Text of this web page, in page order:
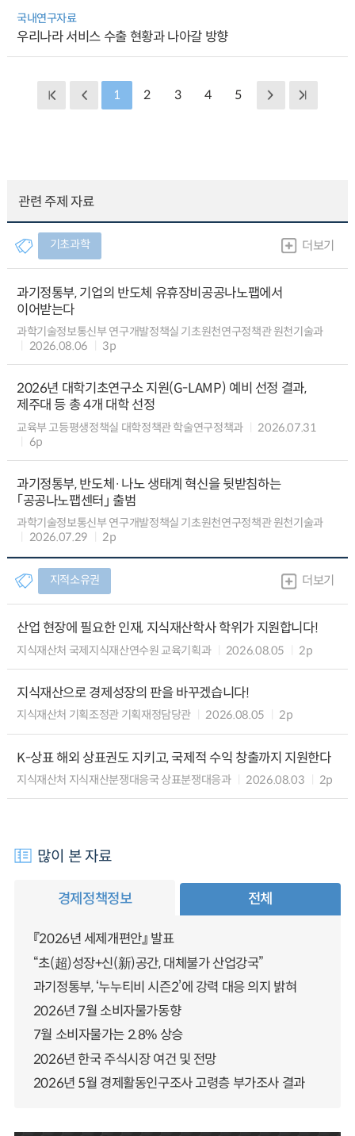
국내연구자료
우리나라 서비스 수출 현황과 나아갈 방향
1 2 3 4 5
관련 주제 자료
기초과학 더보기
과기정통부, 기업의 반도체 유휴장비공공나노팹에서
이어받는다
과학기술정보통신부 연구개발정책실 기초원천연구정책관 원천기술과
2026.08.06
3p
2026년 대학기초연구소 지원(G-LAMP) 예비 선정 결과,
제주대 등 총 4개 대학 선정
교육부 고등평생정책실 대학정책관 학술연구정책과
2026.07.31
6p
과기정통부, 반도체·나노 생태계 혁신을 뒷받침하는
「공공나노팹센터」 출범
과학기술정보통신부 연구개발정책실 기초원천연구정책관 원천기술과
2026.07.29
2p
지적소유권 더보기
산업 현장에 필요한 인재, 지식재산학사 학위가 지원합니다!
지식재산처 국제지식재산연수원 교육기획과 2026.08.05 2p
지식재산으로 경제성장의 판을 바꾸겠습니다!
지식재산처 기획조정관 기획재정담당관 2026.08.05 2p
K-상표 해외 상표권도 지키고, 국제적 수익 창출까지 지원한다
지식재산처 지식재산분쟁대응국 상표분쟁대응과 2026.08.03 2p
많이 본 자료
경제정책정보 전체
『2026년 세제개편안』 발표
“초(超)성장+신(新)공간, 대체불가 산업강국”
과기정통부, ‘누누티비 시즌2’에 강력 대응 의지 밝혀
2026년 7월 소비자물가동향
7월 소비자물가는 2.8% 상승
2026년 한국 주식시장 여건 및 전망
2026년 5월 경제활동인구조사 고령층 부가조사 결과